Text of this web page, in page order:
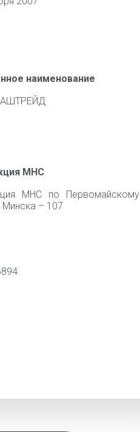
наименование
МНС
МНС по Первомайскому
Минска – 107